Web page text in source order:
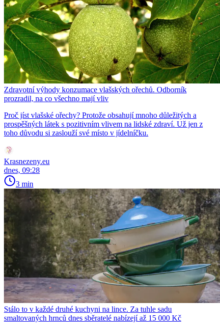
Zdravotní výhody konzumace vlašských ořechů. Odborník
prozradil, na co všechno mají vliv
Proč jíst vlašské ořechy? Protože obsahují mnoho důležitých a
prospěšných látek s pozitivním vlivem na lidské zdraví. Už jen z
toho důvodu si zaslouží své místo v jídelníčku.
Krasnezeny.eu
dnes, 09:28
3 min
Stálo to v každé druhé kuchyni na lince. Za tuhle sadu
smaltovaných hrnců dnes sběratelé nabízejí až 15 000 Kč